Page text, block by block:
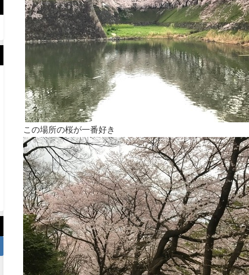
この場所の桜が一番好き